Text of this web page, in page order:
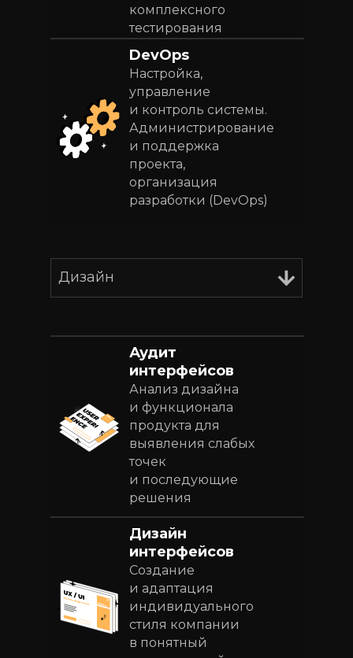
комплексного
тестирования
DevOps
Настройка,
управление
и контроль системы.
Администрирование
и поддержка
проекта,
организация
разработки (DevOps)
Дизайн
Аудит
интерфейсов
Анализ дизайна
и функционала
продукта для
выявления слабых
точек
и последующие
решения
Дизайн
интерфейсов
Создание
и адаптация
индивидуального
стиля компании
в понятный